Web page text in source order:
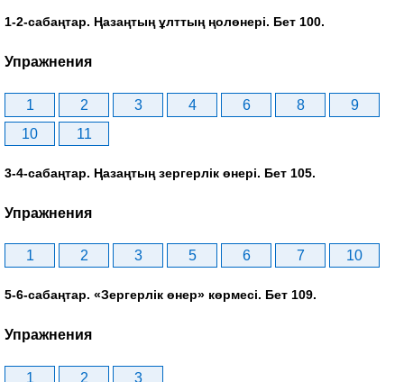
1-2-сабаңтар. Ңазаңтың ұлттың ңолөнері. Бет 100.
Упражнения
1 2 3 4 6 8
9
10
11
3-4-сабаңтар. Ңазаңтың зергерлік өнері. Бет 105.
Упражнения
1 2 3 5 6 7 10
5-6-сабаңтар. «Зергерлік өнер» көрмесі. Бет 109.
Упражнения
1 2 3